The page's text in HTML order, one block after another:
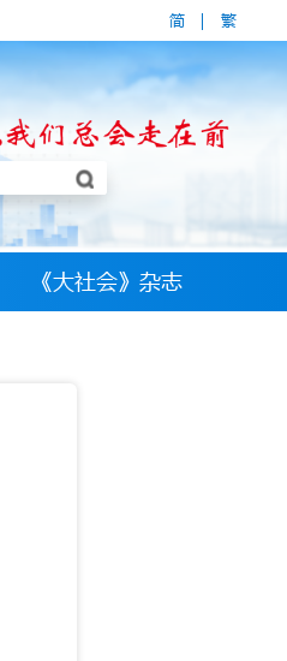
简 | 繁
《大社会》杂志